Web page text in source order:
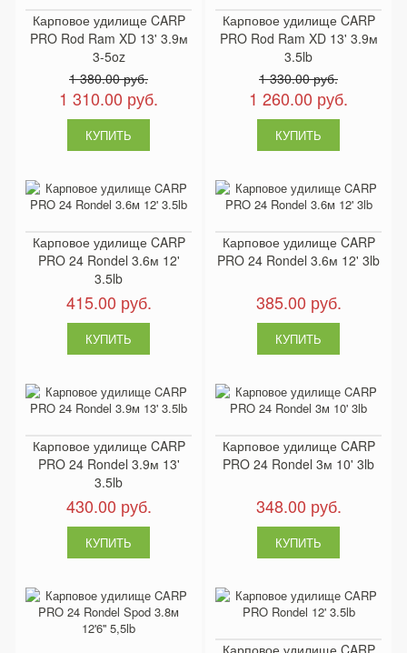
Карповое удилище CARP
PRO Rod Ram XD 13' 3.9м
3-5oz
1 380.00 руб.
1 310.00 руб.
Карповое удилище CARP
PRO Rod Ram XD 13' 3.9м
3.5lb
1 330.00 руб.
1 260.00 руб.
Карповое удилище CARP
PRO 24 Rondel 3.6м 12'
3.5lb
415.00 руб.
Карповое удилище CARP
PRO 24 Rondel 3.6м 12' 3lb
385.00 руб.
Карповое удилище CARP
PRO 24 Rondel 3.9м 13'
3.5lb
430.00 руб.
Карповое удилище CARP
PRO 24 Rondel 3м 10' 3lb
348.00 руб.